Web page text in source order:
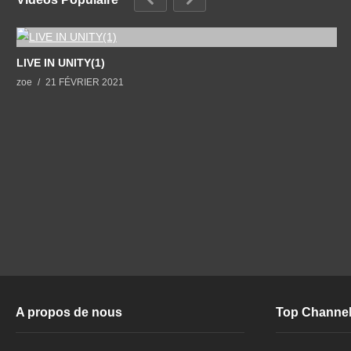
LIVE IN UNITY(1)
zoe 21 FÉVRIER 2021
A propos de nous Top